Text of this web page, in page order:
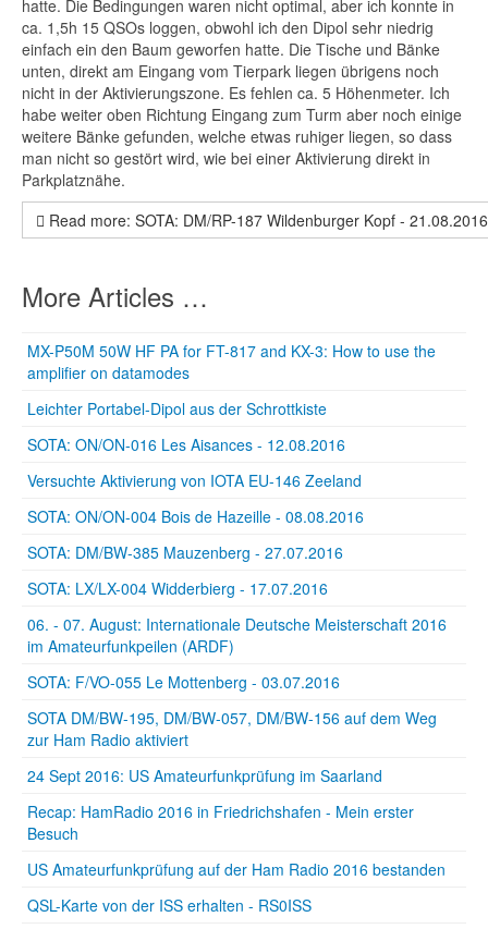
hatte. Die Bedingungen waren nicht optimal, aber ich konnte in
ca. 1,5h 15 QSOs loggen, obwohl ich den Dipol sehr niedrig
einfach ein den Baum geworfen hatte. Die Tische und Bänke
unten, direkt am Eingang vom Tierpark liegen übrigens noch
nicht in der Aktivierungszone. Es fehlen ca. 5 Höhenmeter. Ich
habe weiter oben Richtung Eingang zum Turm aber noch einige
weitere Bänke gefunden, welche etwas ruhiger liegen, so dass
man nicht so gestört wird, wie bei einer Aktivierung direkt in
Parkplatznähe.
Read more: SOTA: DM/RP-187 Wildenburger Kopf - 21.08.2016
More Articles …
MX-P50M 50W HF PA for FT-817 and KX-3: How to use the
amplifier on datamodes
Leichter Portabel-Dipol aus der Schrottkiste
SOTA: ON/ON-016 Les Aisances - 12.08.2016
Versuchte Aktivierung von IOTA EU-146 Zeeland
SOTA: ON/ON-004 Bois de Hazeille - 08.08.2016
SOTA: DM/BW-385 Mauzenberg - 27.07.2016
SOTA: LX/LX-004 Widderbierg - 17.07.2016
06. - 07. August: Internationale Deutsche Meisterschaft 2016
im Amateurfunkpeilen (ARDF)
SOTA: F/VO-055 Le Mottenberg - 03.07.2016
SOTA DM/BW-195, DM/BW-057, DM/BW-156 auf dem Weg
zur Ham Radio aktiviert
24 Sept 2016: US Amateurfunkprüfung im Saarland
Recap: HamRadio 2016 in Friedrichshafen - Mein erster
Besuch
US Amateurfunkprüfung auf der Ham Radio 2016 bestanden
QSL-Karte von der ISS erhalten - RS0ISS